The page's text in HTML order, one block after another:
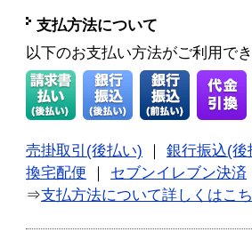
支払方法について
以下のお支払い方法がご利用で
売掛取引(後払い)
銀行振込(後
換宅配便
セブンイレブン決済
⇒支払方法について詳しくはこ